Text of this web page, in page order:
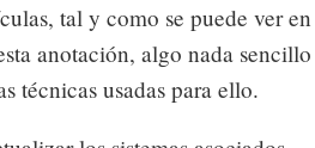
tal y como se puede ver en
anotación, algo nada sencillo
técnicas usadas para ello.